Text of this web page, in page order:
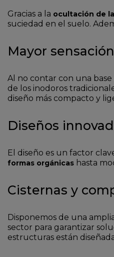
Gracias a la ocultación de
suciedad en el suelo.
Mayor
Al no contar con una
de los inodoros
diseño más compacto y
Diseños
El diseño es un factor
formas orgánicas hasta
Cisternas y
Disponemos de una
sector para garantizar
estructuras están